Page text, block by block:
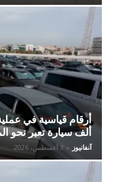
ألف سيارة تعبر نحو
آنفانيوز - 3 أغسطس، 2026